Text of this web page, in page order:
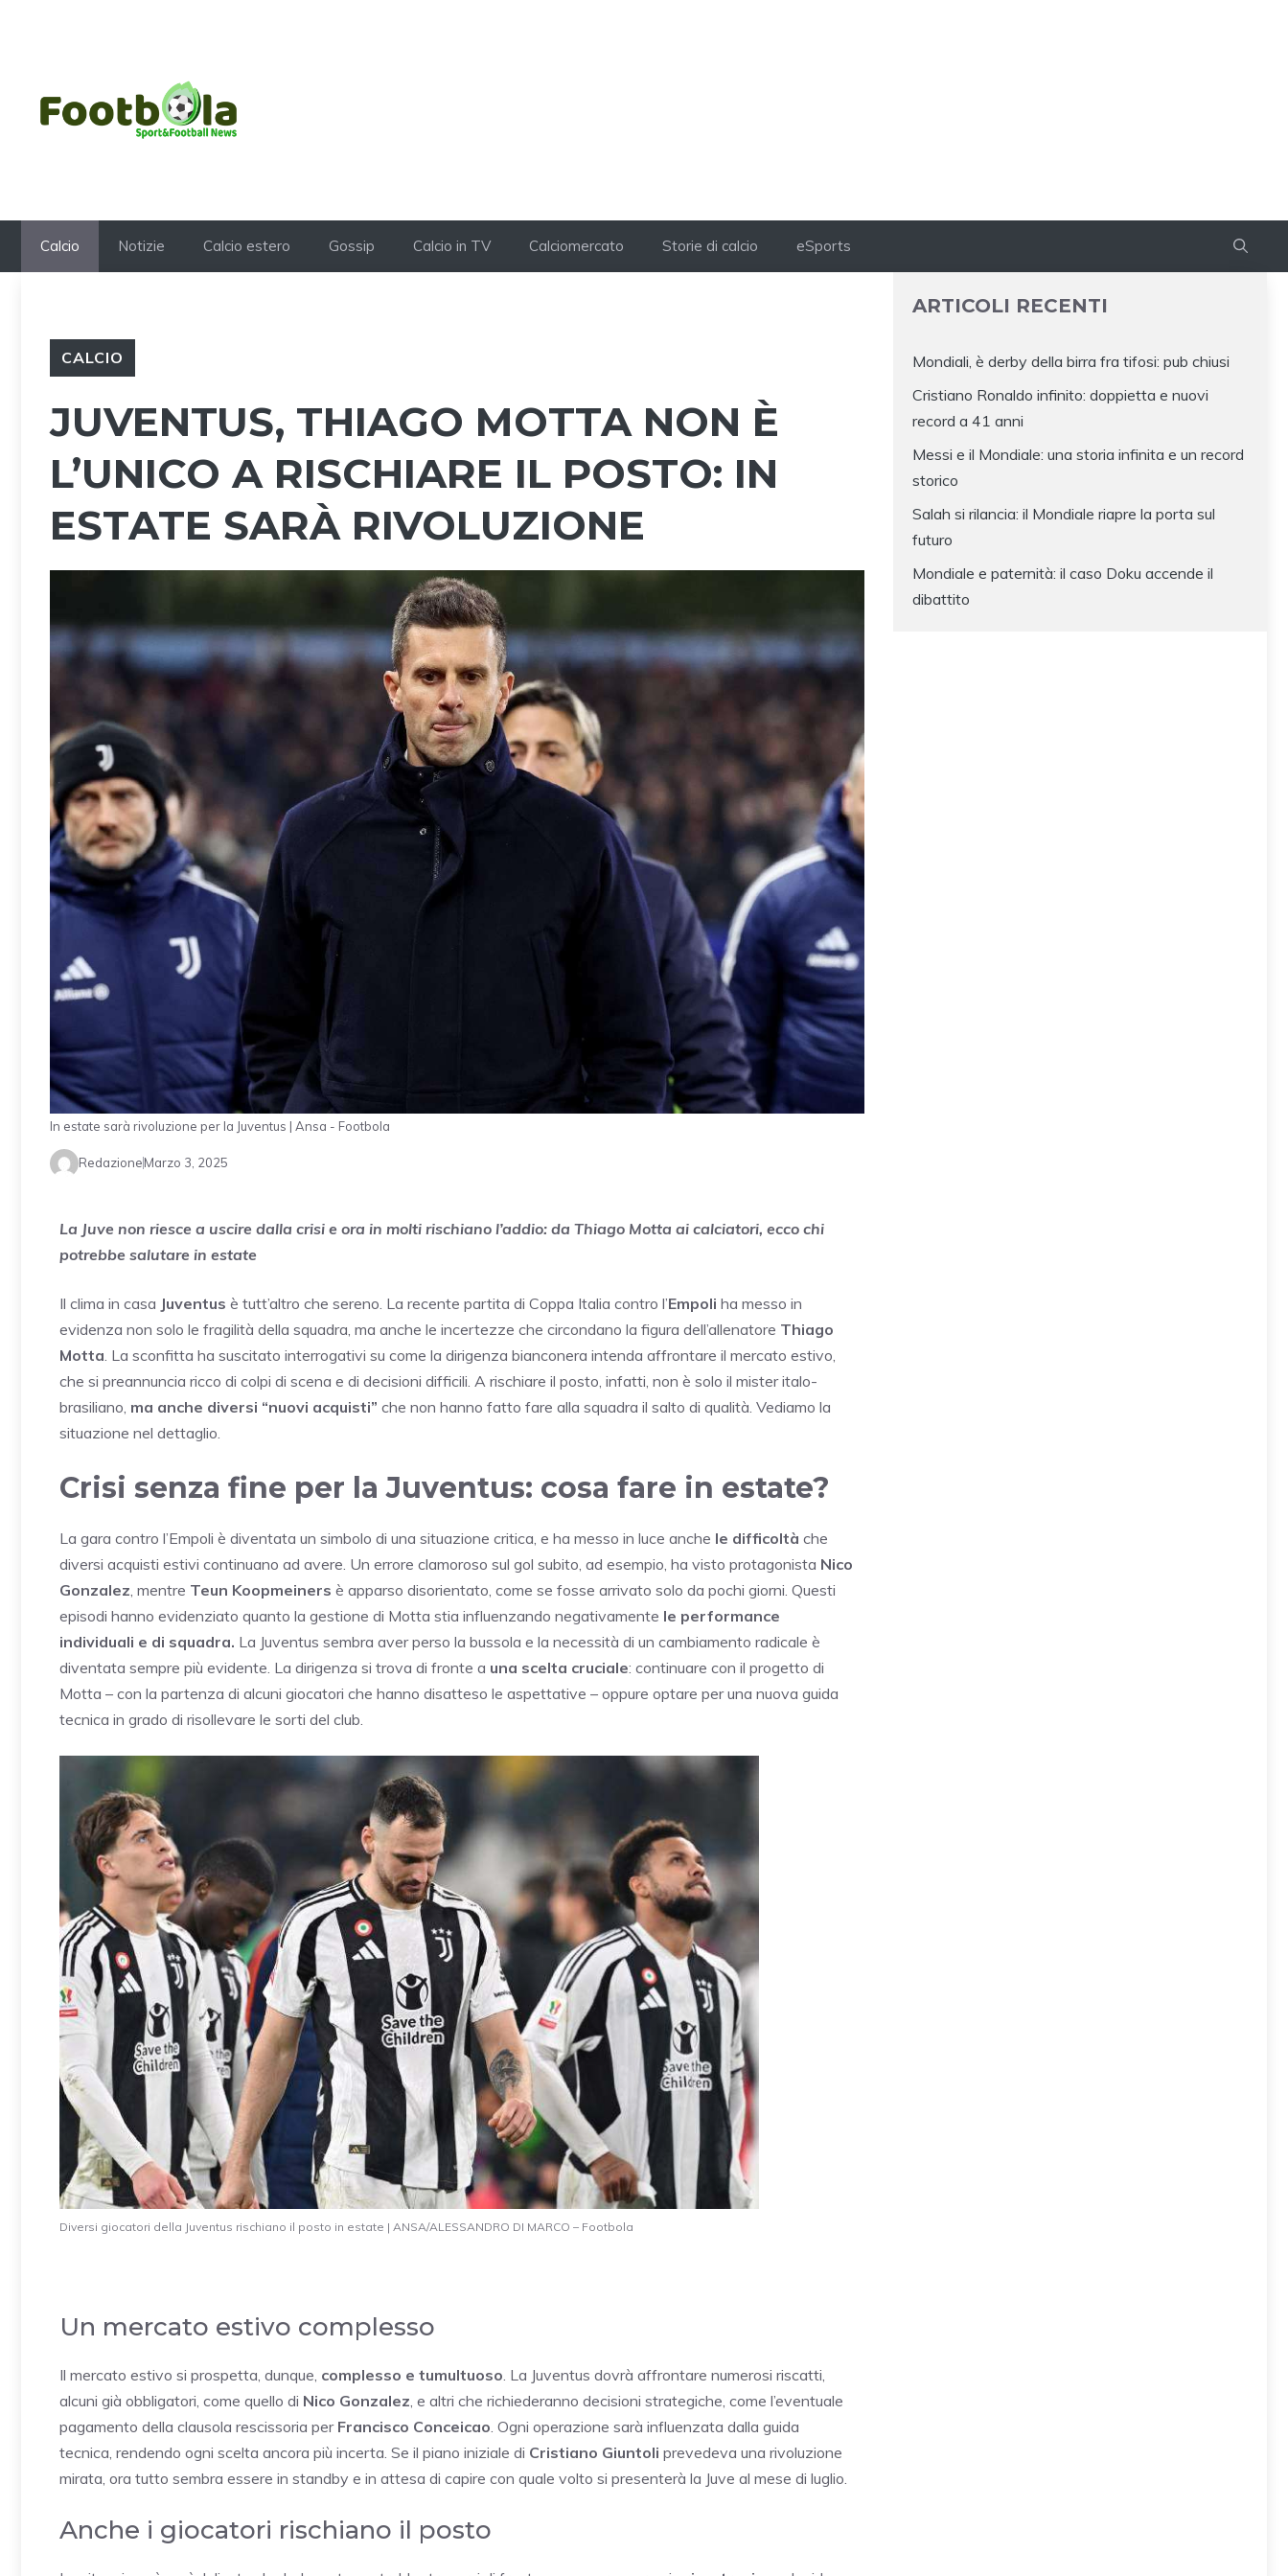
Calcio Notizie Calcio estero Gossip Calcio in TV Calciomercato Storie di calcio eSports
CALCIO
JUVENTUS, THIAGO MOTTA NON È
L’UNICO A RISCHIARE IL POSTO: IN
ESTATE SARÀ RIVOLUZIONE
In estate sarà rivoluzione per la Juventus | Ansa - Footbola
RedazioneMarzo 3, 2025
La Juve non riesce a uscire dalla crisi e ora in molti rischiano l’addio: da Thiago Motta ai calciatori, ecco chi
potrebbe salutare in estate
Il clima in casa Juventus è tutt’altro che sereno. La recente partita di Coppa Italia contro l’Empoli ha messo in
evidenza non solo le fragilità della squadra, ma anche le incertezze che circondano la figura dell’allenatore Thiago
Motta . La sconfitta ha suscitato interrogativi su come la dirigenza bianconera intenda affrontare il mercato estivo,
che si preannuncia ricco di colpi di scena e di decisioni difficili. A rischiare il posto, infatti, non è solo il mister italo-
brasiliano, ma anche diversi “nuovi acquisti” che non hanno fatto fare alla squadra il salto di qualità. Vediamo la
situazione nel dettaglio.
Crisi senza fine per la Juventus: cosa fare in estate?
La gara contro l’Empoli è diventata un simbolo di una situazione critica, e ha messo in luce anche le difficoltà che
diversi acquisti estivi continuano ad avere. Un errore clamoroso sul gol subito, ad esempio, ha visto protagonista Nico
Gonzalez , mentre Teun Koopmeiners è apparso disorientato, come se fosse arrivato solo da pochi giorni. Questi
episodi hanno evidenziato quanto la gestione di Motta stia influenzando negativamente le performance
individuali e di squadra. La Juventus sembra aver perso la bussola e la necessità di un cambiamento radicale è
diventata sempre più evidente. La dirigenza si trova di fronte a una scelta cruciale: continuare con il progetto di
Motta – con la partenza di alcuni giocatori che hanno disatteso le aspettative – oppure optare per una nuova guida
tecnica in grado di risollevare le sorti del club.
Diversi giocatori della Juventus rischiano il posto in estate | ANSA/ALESSANDRO DI MARCO – Footbola
Un mercato estivo complesso
Il mercato estivo si prospetta, dunque, complesso e tumultuoso. La Juventus dovrà affrontare numerosi riscatti,
alcuni già obbligatori, come quello di Nico Gonzalez, e altri che richiederanno decisioni strategiche, come l’eventuale
pagamento della clausola rescissoria per Francisco Conceicao. Ogni operazione sarà influenzata dalla guida
tecnica, rendendo ogni scelta ancora più incerta. Se il piano iniziale di Cristiano Giuntoli prevedeva una rivoluzione
mirata, ora tutto sembra essere in standby e in attesa di capire con quale volto si presenterà la Juve al mese di luglio.
Anche i giocatori rischiano il posto
ARTICOLI RECENTI
Mondiali, è derby della birra fra tifosi: pub chiusi
Cristiano Ronaldo infinito: doppietta e nuovi
record a 41 anni
Messi e il Mondiale: una storia infinita e un record
storico
Salah si rilancia: il Mondiale riapre la porta sul
futuro
Mondiale e paternità: il caso Doku accende il
dibattito